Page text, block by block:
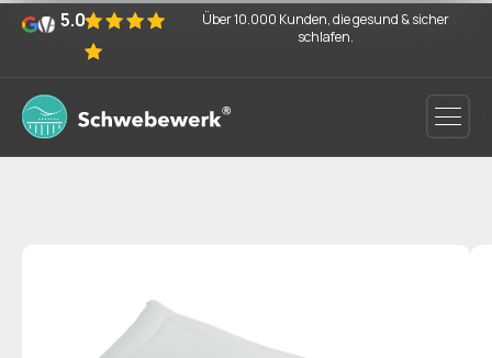
5.0
Über 10.000 Kunden, die gesund & sicher
schlafen.